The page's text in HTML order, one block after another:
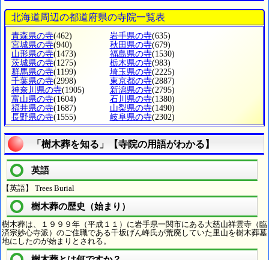
北海道周辺の都道府県の寺院一覧表
青森県の寺(462) 岩手県の寺(635)
宮城県の寺(940) 秋田県の寺(679)
山形県の寺(1473) 福島県の寺(1530)
茨城県の寺(1275) 栃木県の寺(983)
群馬県の寺(1199) 埼玉県の寺(2225)
千葉県の寺(2998) 東京都の寺(2887)
神奈川県の寺(1905) 新潟県の寺(2795)
富山県の寺(1604) 石川県の寺(1380)
福井県の寺(1687) 山梨県の寺(1490)
長野県の寺(1555) 岐阜県の寺(2302)
「樹木葬を知る」【寺院の用語がわかる】
英語
【英語】 Trees Burial
樹木葬の歴史（始まり）
樹木葬は、１９９９年（平成１１）に岩手県一関市にある大慈山祥雲寺（臨
済宗妙心寺派）のご住職である千坂げん峰氏が荒廃していた里山を樹木葬墓
地にしたのが始まりとされる。